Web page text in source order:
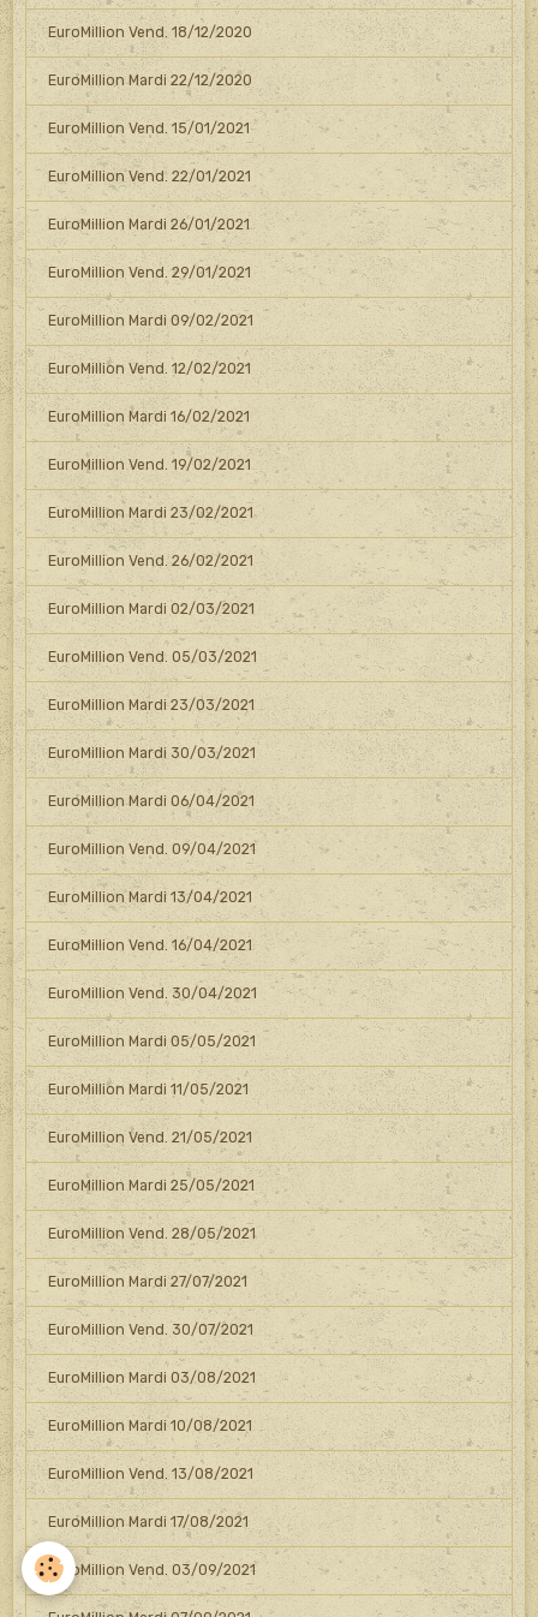
EuroMillion Vend. 18/12/2020
EuroMillion Mardi 22/12/2020
EuroMillion Vend. 15/01/2021
EuroMillion Vend. 22/01/2021
EuroMillion Mardi 26/01/2021
EuroMillion Vend. 29/01/2021
EuroMillion Mardi 09/02/2021
EuroMillion Vend. 12/02/2021
EuroMillion Mardi 16/02/2021
EuroMillion Vend. 19/02/2021
EuroMillion Mardi 23/02/2021
EuroMillion Vend. 26/02/2021
EuroMillion Mardi 02/03/2021
EuroMillion Vend. 05/03/2021
EuroMillion Mardi 23/03/2021
EuroMillion Mardi 30/03/2021
EuroMillion Mardi 06/04/2021
EuroMillion Vend. 09/04/2021
EuroMillion Mardi 13/04/2021
EuroMillion Vend. 16/04/2021
EuroMillion Vend. 30/04/2021
EuroMillion Mardi 05/05/2021
EuroMillion Mardi 11/05/2021
EuroMillion Vend. 21/05/2021
EuroMillion Mardi 25/05/2021
EuroMillion Vend. 28/05/2021
EuroMillion Mardi 27/07/2021
EuroMillion Vend. 30/07/2021
EuroMillion Mardi 03/08/2021
EuroMillion Mardi 10/08/2021
EuroMillion Vend. 13/08/2021
EuroMillion Mardi 17/08/2021
EuroMillion Vend. 03/09/2021